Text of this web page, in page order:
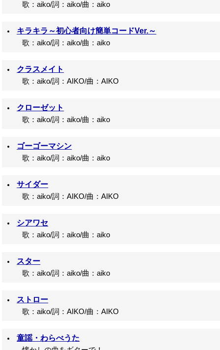
歌：aiko/詞：aiko/曲：aiko
キラキラ～初心者向け簡単コードVer.～
歌：aiko/詞：aiko/曲：aiko
クラスメイト
歌：aiko/詞：AIKO/曲：AIKO
クローゼット
歌：aiko/詞：aiko/曲：aiko
ゴーゴーマシン
歌：aiko/詞：aiko/曲：aiko
サイダー
歌：aiko/詞：AIKO/曲：AIKO
シアワセ
歌：aiko/詞：aiko/曲：aiko
スター
歌：aiko/詞：aiko/曲：aiko
ストロー
歌：aiko/詞：AIKO/曲：AIKO
童謡・わらべうた